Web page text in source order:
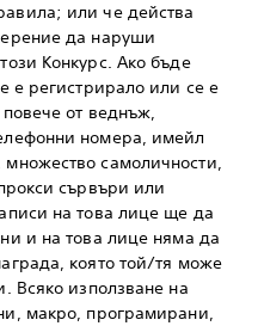
или че действа
да наруши
Конкурс. Ако бъде
е регистрирало или се е
от веднъж,
номера, имейл
самоличности,
сървъри или
на това лице ще да
и на това лице няма да
която той/тя може
Всяко използване на
макро, програмирани,